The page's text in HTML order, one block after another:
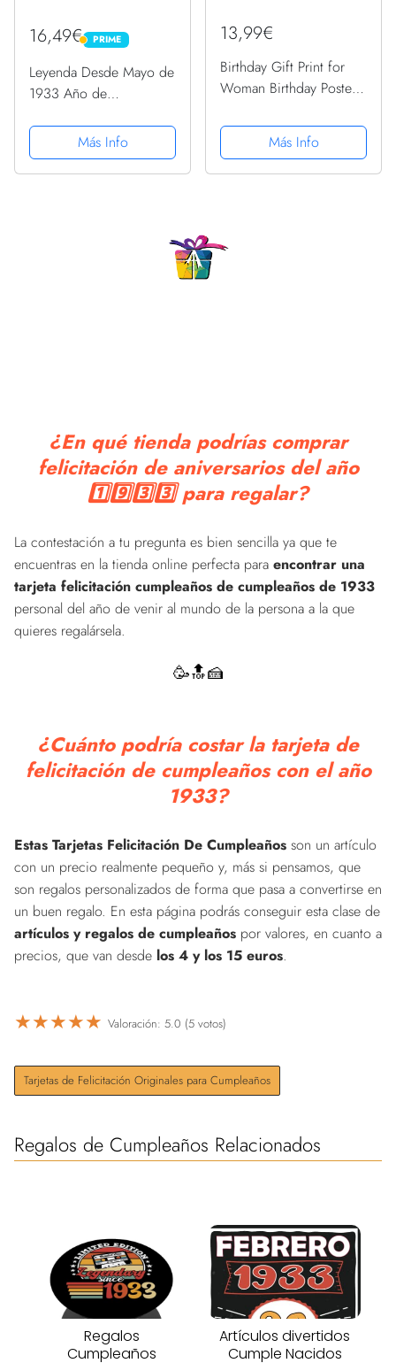
16,49€ PRIME
PRIME
Leyenda Desde Mayo de
1933 Año de
Más Info
13,99€
Birthday Gift Print for
Woman Birthday Poster
Centerpiece (20cm x
25cm, Born in 1933)
Más Info
¿En qué tienda podrías comprar
felicitación de aniversarios del año
1️⃣9️⃣3️⃣3️⃣ para regalar?
La contestación a tu pregunta es bien sencilla ya que te
encuentras en la tienda online perfecta para encontrar una
tarjeta felicitación cumpleaños de cumpleaños de 1933
personal del año de venir al mundo de la persona a la que
quieres regalársela.
🥳🔝🍰
¿Cuánto podría costar la tarjeta de
felicitación de cumpleaños con el año
1933?
Estas Tarjetas Felicitación De Cumpleaños son un artículo
con un precio realmente pequeño y, más si pensamos, que
son regalos personalizados de forma que pasa a convertirse en
un buen regalo. En esta página podrás conseguir esta clase de
artículos y regalos de cumpleaños por valores, en cuanto a
precios, que van desde los 4 y los 15 euros.
★★★★★ Valoración: 5.0 (5 votos)
Tarjetas de Felicitación Originales para Cumpleaños
Regalos de Cumpleaños Relacionados
Regalos
Cumpleaños
Artículos divertidos
Cumple Nacidos